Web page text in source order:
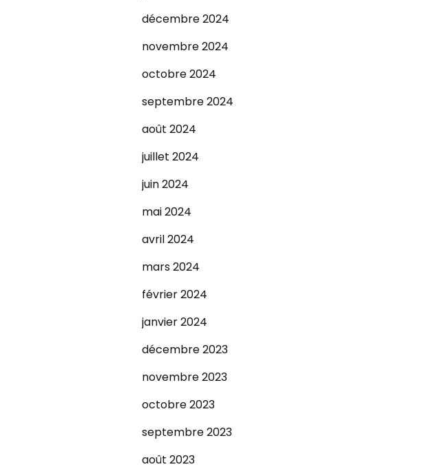
décembre 2024
novembre 2024
octobre 2024
septembre 2024
août 2024
juillet 2024
juin 2024
mai 2024
avril 2024
mars 2024
février 2024
janvier 2024
décembre 2023
novembre 2023
octobre 2023
septembre 2023
août 2023